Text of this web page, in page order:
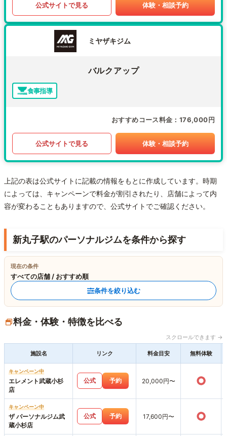
公式サイトで見る 体験・相談予約
ミヤザキジム
バルクアップ
食事指導
おすすめコース料金 176,000円
公式サイトで見る 体験・相談予約
上記の表は公式サイトに記載の情報をもとに作成しています。時期
によっては、キャンペーンで料金が割引されたり、店舗によって内
容が変わることもありますので、公式サイトでご確認ください。
新丸子駅のパーソナルジムを条件から探す
現在の条件
すべての店舗 / おすすめ順
条件を絞り込む
料金・体験・特徴を比べる
スクロールできます →
施設名 リンク 料金目安 無料体験
キャンペーン中
エレメント武蔵小杉
店
公式 予約 20,000円〜 ○
キャンペーン中
ザ パーソナルジム武
蔵小杉店
公式 予約 17,600円〜 ○